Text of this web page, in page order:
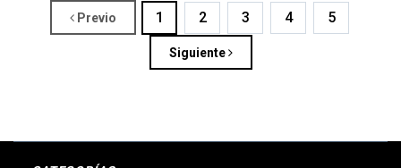
Previo 1 2 3 4 5
Siguiente